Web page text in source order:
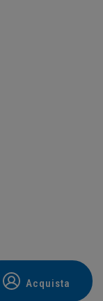
Acquista